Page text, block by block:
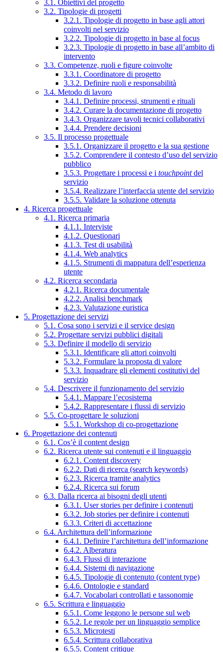
3.1. Obiettivi del progetto
3.2. Tipologie di progetti
3.2.1. Tipologie di progetto in base agli attori
coinvolti nel servizio
3.2.2. Tipologie di progetto in base al focus
3.2.3. Tipologie di progetto in base all’ambito di
intervento
3.3. Competenze, ruoli e figure coinvolte
3.3.1. Coordinatore di progetto
3.3.2. Definire ruoli e responsabilità
3.4. Metodo di lavoro
3.4.1. Definire processi, strumenti e rituali
3.4.2. Curare la documentazione di progetto
3.4.3. Organizzare tavoli tecnici collaborativi
3.4.4. Prendere decisioni
3.5. Il processo progettuale
3.5.1. Organizzare il progetto e la sua gestione
3.5.2. Comprendere il contesto d’uso del servizio
pubblico
3.5.3. Progettare i processi e i touchpointdel
servizio
3.5.4. Realizzare l’interfaccia utente del servizio
3.5.5. Validare la soluzione ottenuta
4. Ricerca progettuale
4.1. Ricerca primaria
4.1.1. Interviste
4.1.2. Questionari
4.1.3. Test di usabilità
4.1.4. Web analytics
4.1.5. Strumenti di mappatura dell’esperienza
utente
4.2. Ricerca secondaria
4.2.1. Ricerca documentale
4.2.2. Analisi benchmark
4.2.3. Valutazione euristica
5. Progettazione dei servizi
5.1. Cosa sono i servizi e il service design
5.2. Progettare servizi pubblici digitali
5.3. Definire il modello di servizio
5.3.1. Identificare gli attori coinvolti
5.3.2. Formulare la proposta di valore
5.3.3. Inquadrare gli elementi costitutivi del
servizio
5.4. Descrivere il funzionamento del servizio
5.4.1. Mappare l’ecosistema
5.4.2. Rappresentare i flussi di servizio
5.5. Co-progettare le soluzioni
5.5.1. Workshop di co-progettazione
6. Progettazione dei contenuti
6.1. Cos’è il content design
6.2. Ricerca utente sui contenuti e il linguaggio
6.2.1. Content discovery
6.2.2. Dati di ricerca (search keywords)
6.2.3. Ricerca tramite analytics
6.2.4. Ricerca sui forum
6.3. Dalla ricerca ai bisogni degli utenti
6.3.1. User stories per definire i contenuti
6.3.2. Job stories per definire i contenuti
6.3.3. Criteri di accettazione
6.4. Architettura dell’informazione
6.4.1. Definire l’architettura dell’informazione
6.4.2. Alberatura
6.4.3. Flussi di interazione
6.4.4. Sistemi di navigazione
6.4.5. Tipologie di contenuto (content type)
6.4.6. Ontologie e standard
6.4.7. Vocabolari controllati e tassonomie
6.5. Scrittura e linguaggio
6.5.1. Come leggono le persone sul web
6.5.2. Le regole per un linguaggio semplice
6.5.3. Microtesti
6.5.4. Scrittura collaborativa
6.5.5. Content critique